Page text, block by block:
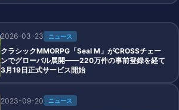
2026-03-23 ニュース
クラシックMMORPG「Seal M」がCROSSチェー
ンでグローバル展開——220万件の事前登録を経て
3月19日正式サービス開始
2023-09-20 ニュース